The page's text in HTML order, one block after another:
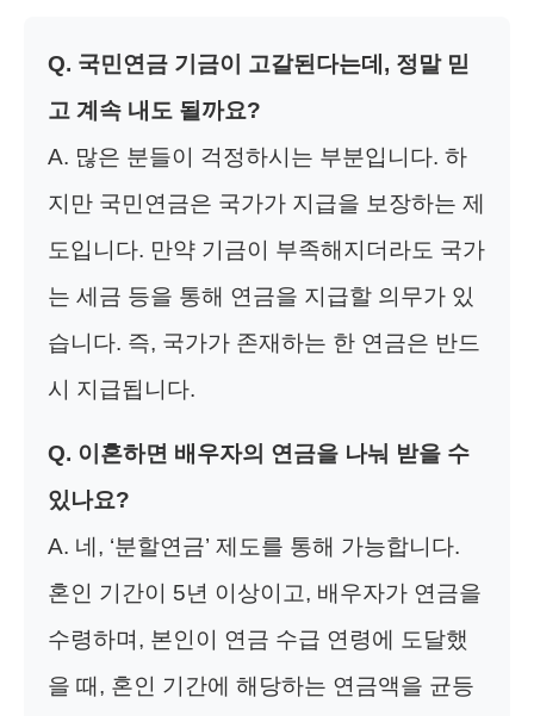
Q. 국민연금 기금이 고갈된다는데, 정말 믿
고 계속 내도 될까요?
A. 많은 분들이 걱정하시는 부분입니다. 하
지만 국민연금은 국가가 지급을 보장하는 제
도입니다. 만약 기금이 부족해지더라도 국가
는 세금 등을 통해 연금을 지급할 의무가 있
습니다. 즉, 국가가 존재하는 한 연금은 반드
시 지급됩니다.
Q. 이혼하면 배우자의 연금을 나눠 받을 수
있나요?
A. 네, ‘분할연금’ 제도를 통해 가능합니다.
혼인 기간이 5년 이상이고, 배우자가 연금을
수령하며, 본인이 연금 수급 연령에 도달했
을 때, 혼인 기간에 해당하는 연금액을 균등